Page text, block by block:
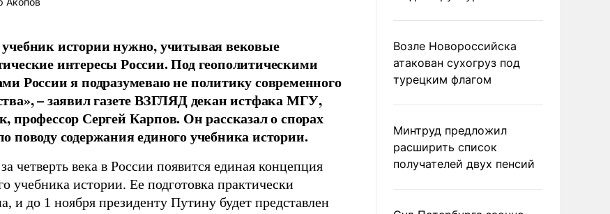
истории нужно, учитывая вековые
интересы России. Под геополитическими
России я подразумеваю не политику современного
– заявил газете ВЗГЛЯД декан истфака МГУ,
профессор Сергей Карпов. Он рассказал о спорах
поводу содержания единого учебника истории.
четверть века в России появится единая концепция
учебника истории. Ее подготовка практически
и до 1 ноября президенту Путину будет представлен
Возле Новороссийска
атакован сухогруз под
турецким флагом
Минтруд предложил
расширить список
получателей двух пенсий